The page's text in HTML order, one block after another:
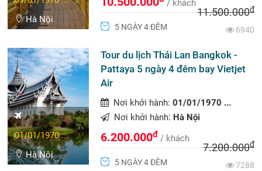
Hà Nội
/ khách
11.500.000đ
5 NGÀY 4 ĐÊM
6940
01/01/1970 ...
Hà Nội
Tour du lịch Thái Lan Bangkok -
Pattaya 5 ngày 4 đêm bay Vietjet
Air
Nơi khởi hành:01/01/1970 ...
Nơi khởi hành: Hà Nội
6.200.000đ / khách
7.200.000đ
5 NGÀY 4 ĐÊM
7288